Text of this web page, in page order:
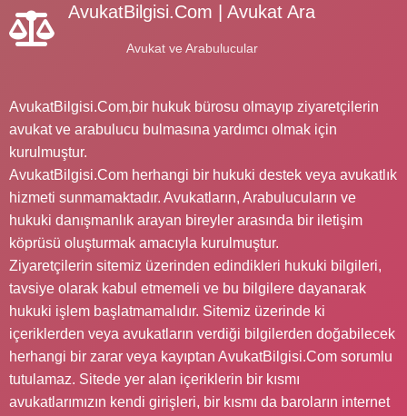
AvukatBilgisi.Com | Avukat Ara
Avukat ve Arabulucular
AvukatBilgisi.Com,bir hukuk bürosu olmayıp ziyaretçilerin
avukat ve arabulucu bulmasına yardımcı olmak için
kurulmuştur.
AvukatBilgisi.Com herhangi bir hukuki destek veya avukatlık
hizmeti sunmamaktadır. Avukatların, Arabulucuların ve
hukuki danışmanlık arayan bireyler arasında bir iletişim
köprüsü oluşturmak amacıyla kurulmuştur.
Ziyaretçilerin sitemiz üzerinden edindikleri hukuki bilgileri,
tavsiye olarak kabul etmemeli ve bu bilgilere dayanarak
hukuki işlem başlatmamalıdır. Sitemiz üzerinde ki
içeriklerden veya avukatların verdiği bilgilerden doğabilecek
herhangi bir zarar veya kayıptan AvukatBilgisi.Com sorumlu
tutulamaz. Sitede yer alan içeriklerin bir kısmı
avukatlarımızın kendi girişleri, bir kısmı da baroların internet